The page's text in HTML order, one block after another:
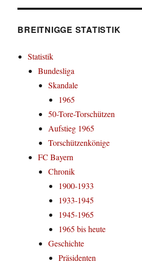
BREITNIGGE STATISTIK
Statistik
Bundesliga
Skandale
1965
50-Tore-Torschützen
Aufstieg 1965
Torschützenkönige
FC Bayern
Chronik
1900-1933
1933-1945
1945-1965
1965 bis heute
Geschichte
Präsidenten